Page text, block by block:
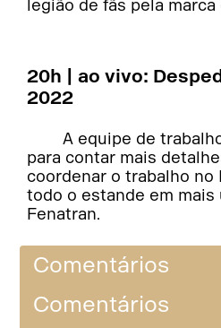
legião de fãs pela
20h | ao vivo:
2022
A equipe de
para contar mais
coordenar o trabalho no
todo o estande em mais
Fenatran.
Comentários
Comentários